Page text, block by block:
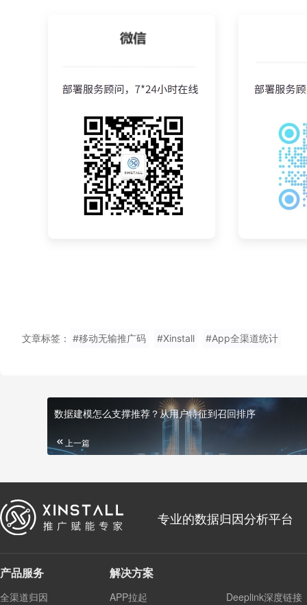
文章标签： #移动无输推广码 #Xinstall #App全渠道统计
数据建模怎么支撑推荐？从用户特征到召回排序
上一篇
专业的数据归因分析平台
产品服务
全渠道归因
解决方案
APP拉起
Deeplink深度链接